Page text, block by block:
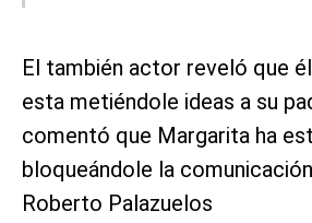
El también actor reveló que
esta metiéndole ideas a su
comentó que Margarita ha
bloqueándole la
Roberto Palazuelos